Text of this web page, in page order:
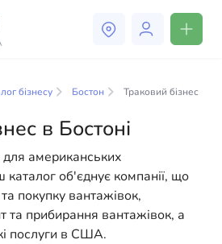
послуг ви знайдете
та спеціалістів, готових
до життя в США. Ми
рішення як для фізичних,
щоб зробити ваше життя в
та зручним. Від
до повсякденної
необхідне для успішного
бізнесу Бостон Траковий бізнес
в Бостоні
для американських
каталог об'єднує компанії, що
покупку вантажівок,
та прибирання вантажівок, а
послуги в США.